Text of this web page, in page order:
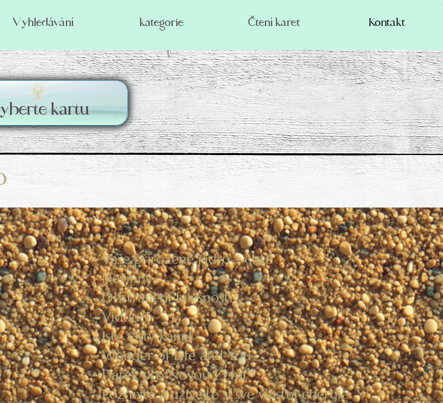
Vyhledávání kategorie Čtení karet Kontakt
- Vaše přirozené jádro - čisté
- Nevinný
- Odstranění falešnosti
- Vidoucí
- Jste čistý kanál
- Wonder of Life and You
- Dárek pro Novou Zemi
- Poznejte a užívejte si své vlastní energie
kartu